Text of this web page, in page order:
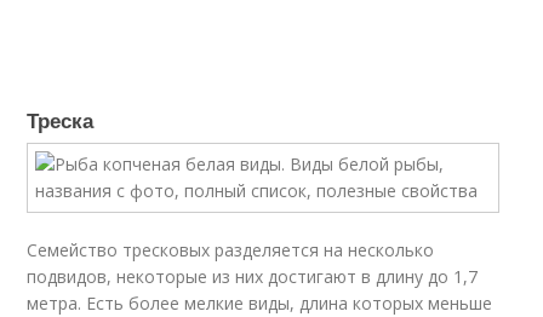
Треска
Семейство тресковых разделяется на несколько
подвидов, некоторые из них достигают в длину до 1,7
метра. Есть более мелкие виды, длина которых меньше